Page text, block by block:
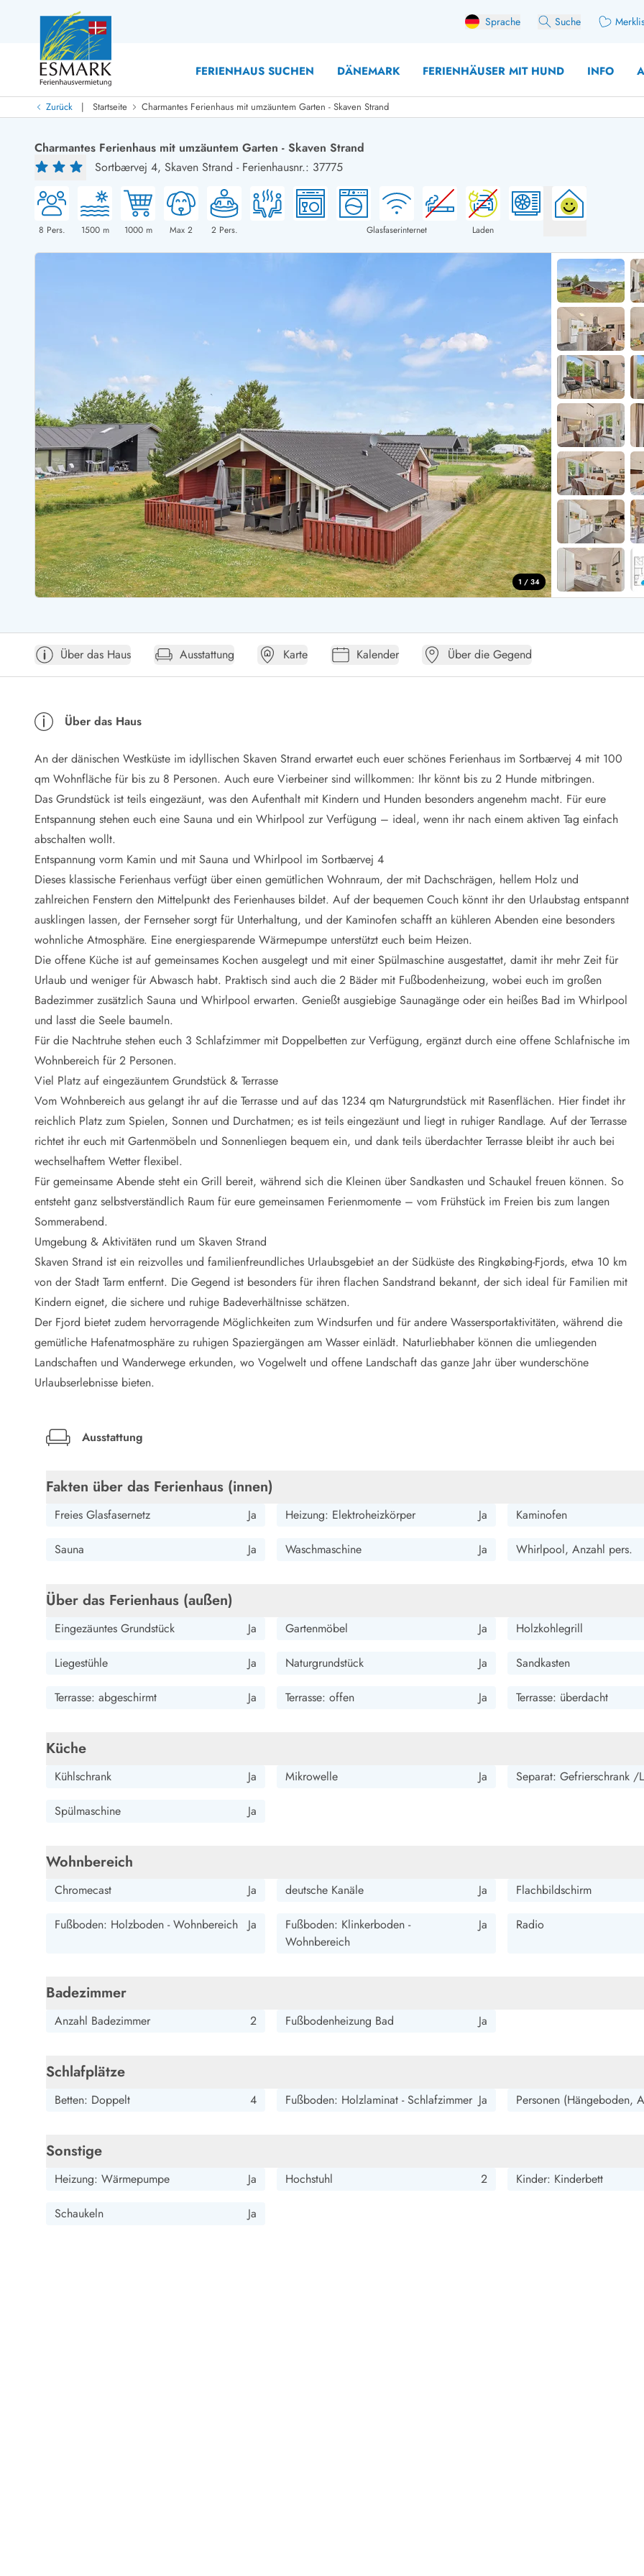
Sprache Suche
FERIENHAUS SUCHEN DÄNEMARK FERIENHÄUSER MIT HUND INFO
Last Minute
Last Minute
Neu bei uns!
Neue Ferienhäuser bei ESMARKFerienhäuser mit PoolFerienhäuser mit Hund
Neurenovierte Ferienhäuser
Ferienhäuser mit Endreinigung inklusive
Ferienhäuser dicht am Strand
Ferienhäuser neu gebaut
Ferienhäuser mit Freitagswechsel
Ferienhäuser mit Sonntagswechsel
Ferienhäuser für Angler
Ferienhäuser mit Aktivitätsraum
Ferienhäuser mit Kindern
Luxus Ferienhäuser
Ferienhäuser mit Nebensaionrabatt
Ferienhaus für 2 Personen
Ferienhaus für 4 Personen
Ferienhaus für 6 Personen
Ferienhaus für 8
Ferienhaus für
Ferienhaus für
Ferienhäuser im
Ferienhäuser im
Ferienhäuser im
Ferienhäuser
Ferienhäuser
Ferienhäuser
Ferienhäuser BjerregardFerienhäuser Blavand Ferienhäuser Hvide Sande
Ferienhäuser Argab
Ferienhäuser in Arrild
Ferienhäuser Bjerregard
Ferienhäuser Blavand
Ferienhäuser Bork Havn
Ferienhäuser Fjand
Ferienhäuser Fanö
Ferienhäuser Graerup Strand
Ferienhäuser Haurvig
Ferienhäuser Henne Strand
Ferienhäuser Ho
Ferienhäuser Houstrup
Ferienhäuser Houvig
Ferienhäuser auf Holmsland Klit
Ferienhäuser in Holmsland
Ferienhäuser Hvide Sande
Ferienhäuser Jegum
Ferienhäuser Klegod
Ferienhäuser Lodbjerg Hede
Ferienhäuser Nr. Lyngvig
Ferienhäuser in
Ferienhäuser
Ferienhäuser
Ferienhäuser
Ferienhäuser
Ferienhäuser in
Ferienhäuser
Ferienhäuser
Ferienhäuser
Öffnungszeiten
Anreise
Ferienhaus ABC
Häufige Fragen zur Buchung
Verleihservice
Reisescheckliste
Endreinigung
Gutschein
Frühbucher
Mietbedingungen
Reiseführer Dänemark
Tipps für Urlaub in Dänemark
Wetter in Dänemark
Saisonzeiten
Badesicherheit im Meer
Naturschutz
Webcam Dänemark
Ferienhauskatalog
Fotowettbewerb
Vorteile bei uns
Reisecurity
Esmark KidsVIP
Esmark VIP - Partnervorteile und Rabatte
Preisgarantie
Keine Kaution
Gästebewertungen
Gratis WLAN
We love people
Esmark VIP Partnervorteile
Esmark KidsVIP
LEGOLAND® Rabatt
Urlaub mit Kindern
Urlaub mit Hund
Urlaub am Strand
Urlaub in der Natur
Finde Bernstein am Strand
Freizeitparks in Dänemark
Bowling in Dänemark
Schwimmhallen und Badeländer
Fitnesscenter in Dänemark
Reiten in Dänemark
Surfen in Dänemark
Wandern in Dänemark
Segeln in Dänemark
Historische Museen
Kunsthandwerk und Galerien
Einkaufen und Shopping
Heiraten in Dänemark
Esmark Bjerregard Esmark Sondervig Esmark Houstrup Esmark FanöEsmark Blavand Esmark Henne
Nachhaltigkeit
Das sagen unsere Gäste
Mietbedingungen
Zurück | Startseite Charmantes Ferienhaus mit umzäuntem Garten - Skaven Strand
Charmantes Ferienhaus mit umzäuntem Garten - Skaven Strand
Sortbærvej 4, Skaven Strand - Ferienhausnr.: 37775
8 Pers. 1500m 1000m Max 2 2Pers. Glasfaserinternet Laden
1 / 34
Über das Haus Ausstattung Karte Kalender Über die Gegend
Über das Haus
An der dänischen Westküste im idyllischen Skaven Strand erwartet euch euer schönes Ferienhaus im Sortbærvej 4 mit 100
qm Wohnfläche für bis zu 8 Personen. Auch eure Vierbeiner sind willkommen: Ihr könnt bis zu 2 Hunde mitbringen.
Das Grundstück ist teils eingezäunt, was den Aufenthalt mit Kindern und Hunden besonders angenehm macht. Für eure
Entspannung stehen euch eine Sauna und ein Whirlpool zur Verfügung – ideal, wenn ihr nach einem aktiven Tag einfach
abschalten wollt.
Entspannung vorm Kamin und mit Sauna und Whirlpool im Sortbærvej 4
Dieses klassische Ferienhaus verfügt über einen gemütlichen Wohnraum, der mit Dachschrägen, hellem Holz und
zahlreichen Fenstern den Mittelpunkt des Ferienhauses bildet. Auf der bequemen Couch könnt ihr den Urlaubstag entspannt
ausklingen lassen, der Fernseher sorgt für Unterhaltung, und der Kaminofen schafft an kühleren Abenden eine besonders
wohnliche Atmosphäre. Eine energiesparende Wärmepumpe unterstützt euch beim Heizen.
Die offene Küche ist auf gemeinsames Kochen ausgelegt und mit einer Spülmaschine ausgestattet, damit ihr mehr Zeit für
Urlaub und weniger für Abwasch habt. Praktisch sind auch die 2 Bäder mit Fußbodenheizung, wobei euch im großen
Badezimmer zusätzlich Sauna und Whirlpool erwarten. Genießt ausgiebige Saunagänge oder ein heißes Bad im Whirlpool
und lasst die Seele baumeln.
Für die Nachtruhe stehen euch 3 Schlafzimmer mit Doppelbetten zur Verfügung, ergänzt durch eine offene Schlafnische im
Wohnbereich für 2 Personen.
Viel Platz auf eingezäuntem Grundstück & Terrasse
Vom Wohnbereich aus gelangt ihr auf die Terrasse und auf das 1234 qm Naturgrundstück mit Rasenflächen. Hier findet ihr
reichlich Platz zum Spielen, Sonnen und Durchatmen; es ist teils eingezäunt und liegt in ruhiger Randlage. Auf der Terrasse
richtet ihr euch mit Gartenmöbeln und Sonnenliegen bequem ein, und dank teils überdachter Terrasse bleibt ihr auch bei
wechselhaftem Wetter flexibel.
Für gemeinsame Abende steht ein Grill bereit, während sich die Kleinen über Sandkasten und Schaukel freuen können. So
entsteht ganz selbstverständlich Raum für eure gemeinsamen Ferienmomente – vom Frühstück im Freien bis zum langen
Sommerabend.
Umgebung & Aktivitäten rund um Skaven Strand
Skaven Strand ist ein reizvolles und familienfreundliches Urlaubsgebiet an der Südküste des Ringkøbing-Fjords, etwa 10 km
von der Stadt Tarm entfernt. Die Gegend ist besonders für ihren flachen Sandstrand bekannt, der sich ideal für Familien mit
Kindern eignet, die sichere und ruhige Badeverhältnisse schätzen.
Der Fjord bietet zudem hervorragende Möglichkeiten zum Windsurfen und für andere Wassersportaktivitäten, während die
gemütliche Hafenatmosphäre zu ruhigen Spaziergängen am Wasser einlädt. Naturliebhaber können die umliegenden
Landschaften und Wanderwege erkunden, wo Vogelwelt und offene Landschaft das ganze Jahr über wunderschöne
Urlaubserlebnisse bieten.
Ausstattung
Fakten über das Ferienhaus (innen)
Freies Glasfasernetz Ja Heizung: Elektroheizkörper Ja Kaminofen
Sauna Ja Waschmaschine Ja Whirlpool, Anzahl pers.
Über das Ferienhaus (außen)
Eingezäuntes Grundstück Ja Gartenmöbel Ja Holzkohlegrill
Liegestühle Ja Naturgrundstück Ja Sandkasten
Terrasse: abgeschirmt Ja Terrasse: offen Ja Terrasse: überdacht
Küche
Kühlschrank Ja Mikrowelle Ja Separat: Gefrierschrank /L
Spülmaschine Ja
Wohnbereich
Chromecast Ja deutsche Kanäle Ja Flachbildschirm
Fußboden: Holzboden - Wohnbereich Ja
Fußboden: Klinkerboden -
Wohnbereich
Ja Radio
Badezimmer
Anzahl Badezimmer 2 Fußbodenheizung Bad Ja
Schlafplätze
Betten: Doppelt 4 Fußboden: Holzlaminat - Schlafzimmer Ja Personen (Hängeboden,
Sonstige
Heizung: Wärmepumpe Ja Hochstuhl 2 Kinder: Kinderbett
Schaukeln Ja